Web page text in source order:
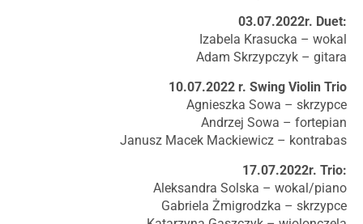
03.07.2022r. Duet:
Izabela Krasucka – wokal
Adam Skrzypczyk – gitara
10.07.2022 r. Swing Violin Trio
Agnieszka Sowa – skrzypce
Andrzej Sowa – fortepian
Janusz Macek Mackiewicz – kontrabas
17.07.2022r. Trio:
Aleksandra Solska – wokal/piano
Gabriela Żmigrodzka – skrzypce